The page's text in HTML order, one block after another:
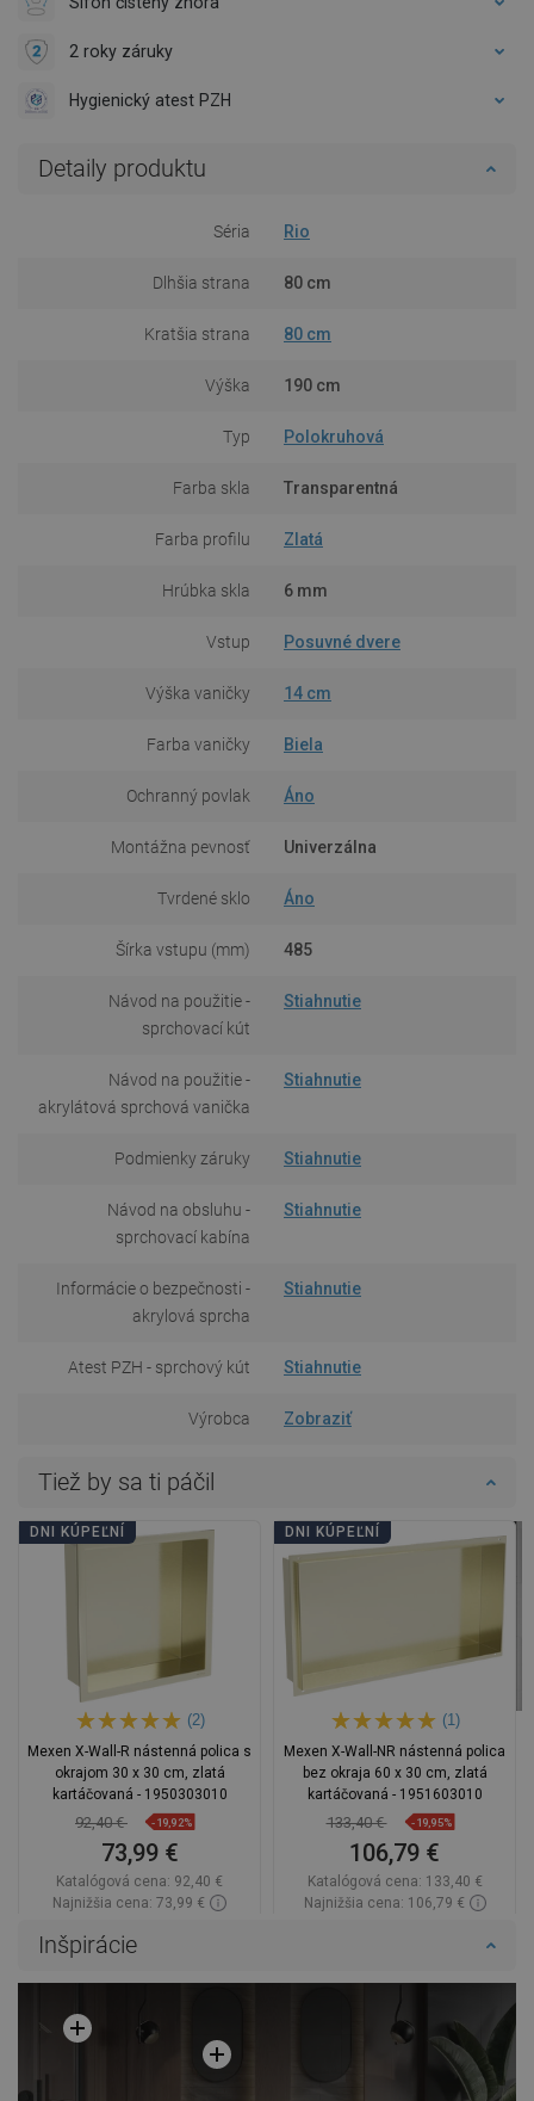
2 roky záruky
Hygienický atest PZH
Detaily produktu
Séria Rio
Dlhšia strana 80 cm
Kratšia strana 80 cm
Výška 190 cm
Typ Polokruhová
Farba skla Transparentná
Farba profilu Zlatá
Hrúbka skla 6 mm
Vstup Posuvné dvere
Výška vaničky 14 cm
Farba vaničky Biela
Ochranný povlak Áno
Montážna pevnosť Univerzálna
Tvrdené sklo Áno
Šírka vstupu (mm) 485
Návod na použitie -
sprchovací kút
Stiahnutie
Návod na použitie -
akrylátová sprchová vanička
Stiahnutie
Podmienky záruky Stiahnutie
Návod na obsluhu -
sprchovací kabína
Stiahnutie
Informácie o bezpečnosti -
akrylová sprcha
Stiahnutie
Atest PZH - sprchový kút Stiahnutie
Výrobca Zobraziť
Tiež by sa ti páčil
DNI KÚPEĽNÍ
(2)
Mexen X-Wall-R nástenná polica s
okrajom 30 x 30 cm, zlatá
kartáčovaná - 1950303010
92,40 € -19,92%
73,99 €
Katalógová cena: 92,40 €
Najnižšia cena: 73,99 €
Porovnaj
DNI KÚPEĽNÍ
(1)
Mexen X-Wall-NR nástenná polica
bez okraja 60 x 30 cm, zlatá
kartáčovaná - 1951603010
133,40 € -19,95%
106,79 €
Katalógová cena: 133,40 €
Najnižšia cena: 106,79 €
Inšpirácie